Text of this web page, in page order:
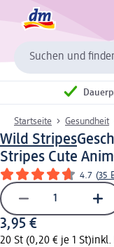
Suchen und
Startseite Gesundheit
Wild Stripes
Stripes Cute
4.7 (35
3,95 €
20 St (0,20 € je 1 St)inkl.